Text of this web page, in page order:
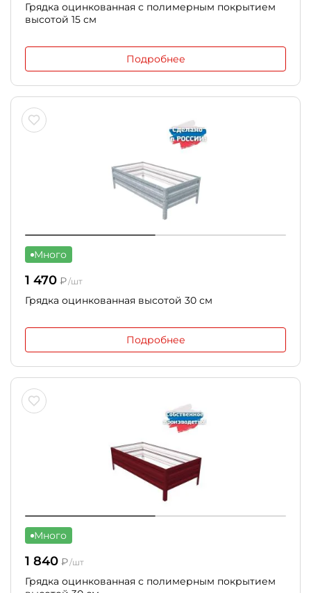
Грядка оцинкованная с полимерным покрытием
высотой 15 см
Подробнее
Много
1 470 ₽/шт
Грядка оцинкованная высотой 30 см
Подробнее
Много
1 840 ₽/шт
Грядка оцинкованная с полимерным покрытием